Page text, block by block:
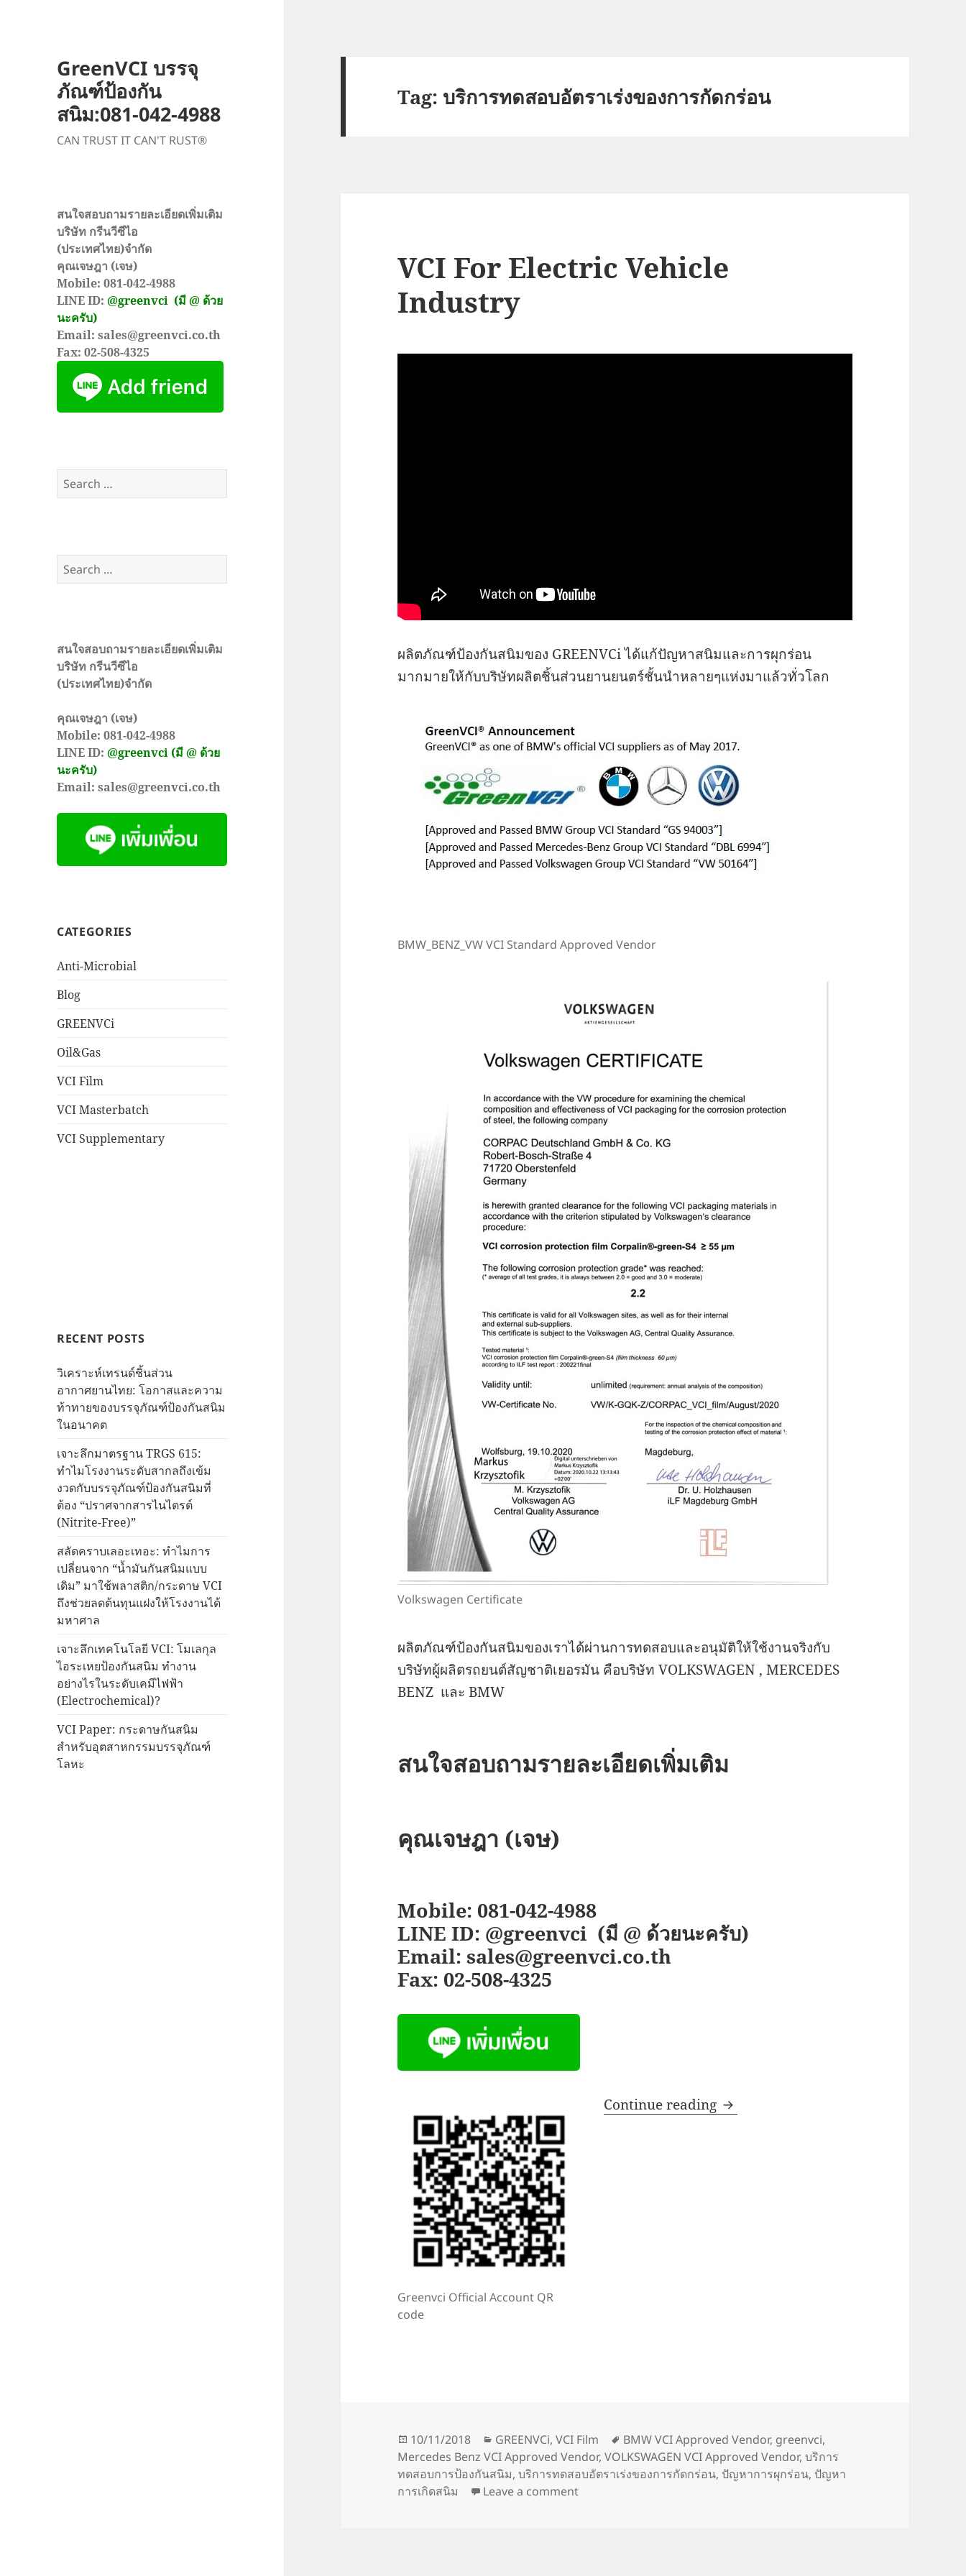
GreenVCI บรรจุ
ภัณฑ์ป้องกัน
สนิม:081-042-4988
CAN TRUST IT CAN'T RUST®
สนใจสอบถามรายละเอียดเพิ่มเติม
บริษัท กรีนวีซีไอ
(ประเทศไทย)จำกัด
คุณเจษฎา (เจษ)
Mobile: 081-042-4988
LINE ID:@greenvci (มี @ ด้วย
นะครับ)
Email: sales@greenvci.co.th
Fax: 02-508-4325
Search
for:
Search
for:
สนใจสอบถามรายละเอียดเพิ่มเติม
บริษัท กรีนวีซีไอ
(ประเทศไทย)จำกัด
คุณเจษฎา (เจษ)
Mobile: 081-042-4988
LINE ID:@greenvci (มี @ ด้วย
นะครับ)
Email: sales@greenvci.co.th
CATEGORIES
Anti-Microbial
Blog
GREENVCi
Oil&Gas
VCI Film
VCI Masterbatch
VCI Supplementary
RECENT POSTS
วิเคราะห์เทรนด์ชิ้นส่วน
อากาศยานไทย: โอกาสและความ
ท้าทายของบรรจุภัณฑ์ป้องกันสนิม
ในอนาคต
เจาะลึกมาตรฐาน TRGS 615:
ทำไมโรงงานระดับสากลถึงเข้ม
งวดกับบรรจุภัณฑ์ป้องกันสนิมที่
ต้อง “ปราศจากสารไนไตรต์
(Nitrite-Free)”
สลัดคราบเลอะเทอะ: ทำไมการ
เปลี่ยนจาก “น้ำมันกันสนิมแบบ
เดิม” มาใช้พลาสติก/กระดาษ VCI
ถึงช่วยลดต้นทุนแฝงให้โรงงานได้
มหาศาล
เจาะลึกเทคโนโลยี VCI: โมเลกุล
ไอระเหยป้องกันสนิม ทำงาน
อย่างไรในระดับเคมีไฟฟ้า
(Electrochemical)?
VCI Paper: กระดาษกันสนิม
สำหรับอุตสาหกรรมบรรจุภัณฑ์
โลหะ
Tag: บริการทดสอบอัตราเร่งของการกัดกร่อน
VCI For Electric Vehicle
Industry
ผลิตภัณฑ์ป้องกันสนิมของ GREENVCi ได้แก้ปัญหาสนิมและการผุกร่อน
มากมายให้กับบริษัทผลิตชิ้นส่วนยานยนตร์ชั้นนำหลายๆแห่งมาแล้วทั่วโลก
BMW_BENZ_VW VCI Standard Approved Vendor
Volkswagen Certificate
ผลิตภัณฑ์ป้องกันสนิมของเราได้ผ่านการทดสอบและอนุมัติให้ใช้งานจริงกับ
บริษัทผู้ผลิตรถยนต์สัญชาติเยอรมัน คือบริษัท VOLKSWAGEN , MERCEDES
BENZ และ BMW
สนใจสอบถามรายละเอียดเพิ่มเติม
คุณเจษฎา (เจษ)
Mobile: 081-042-4988
LINE ID: @greenvci (มี @ ด้วยนะครับ)
Email: sales@greenvci.co.th
Fax: 02-508-4325
Greenvci Official Account QR
code
Continue reading VCI For Electric Vehicle Industry
Posted
on
10/11/2018 Categories
GREENVCi,VCI Film Tags
BMW VCI Approved Vendor, greenvci,
Mercedes Benz VCI Approved Vendor,VOLKSWAGEN VCI Approved Vendor,บริการ
ทดสอบการป้องกันสนิม,บริการทดสอบอัตราเร่งของการกัดกร่อน, ปัญหาการผุกร่อน, ปัญหา
การเกิดสนิม
Leave a commenton